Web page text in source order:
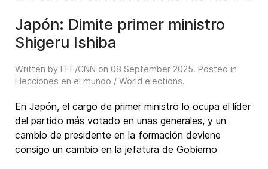
Japón: Dimite primer ministro
Shigeru Ishiba
Written by EFE/CNN on 08 September 2025. Posted in
Elecciones en el mundo / World elections.
En Japón, el cargo de primer ministro lo ocupa el líder
del partido más votado en unas generales, y un
cambio de presidente en la formación deviene
consigo un cambio en la jefatura de Gobierno